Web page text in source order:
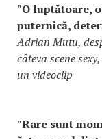
"O luptătoare,
puternică,
Adrian Mutu,
câteva scene
un videoclip
"Rare sunt